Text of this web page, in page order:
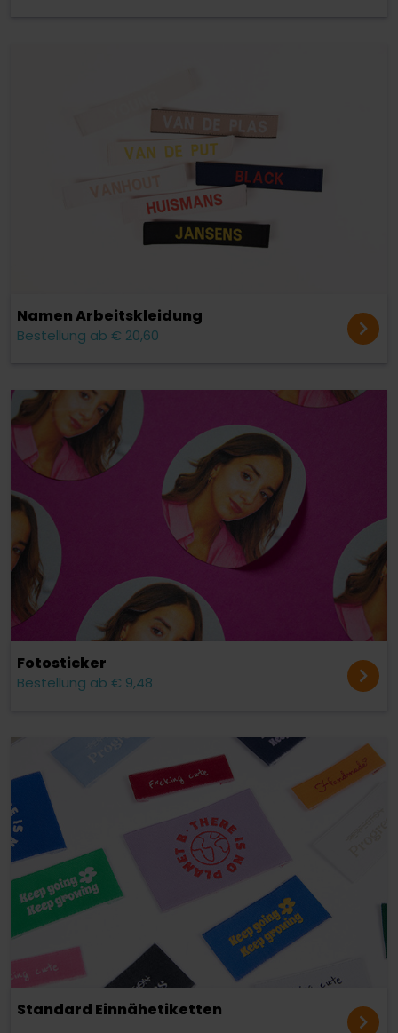
Namen Arbeitskleidung
Bestellung ab € 20,60
Fotosticker
Bestellung ab € 9,48
Standard Einnähetiketten